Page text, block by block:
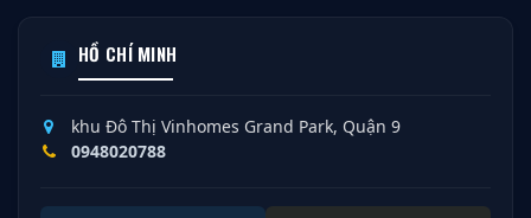
HỒ CHÍ MINH
khu Đô Thị Vinhomes Grand Park, Quận 9
0948020788